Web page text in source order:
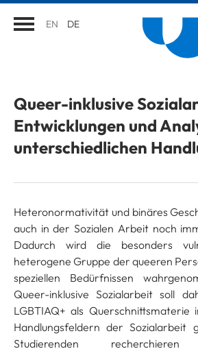
EN DE
Queer-inklusive
Entwicklungen und
unterschiedlichen
Heteronormativität und binäres
auch in der Sozialen Arbeit noch
Dadurch wird die besonders
heterogene Gruppe der queeren
speziellen Bedürfnissen
Queer-inklusive Sozialarbeit soll
LGBTIAQ+ als Querschnittsmaterie
Handlungsfeldern der Sozialarbeit
Studierenden